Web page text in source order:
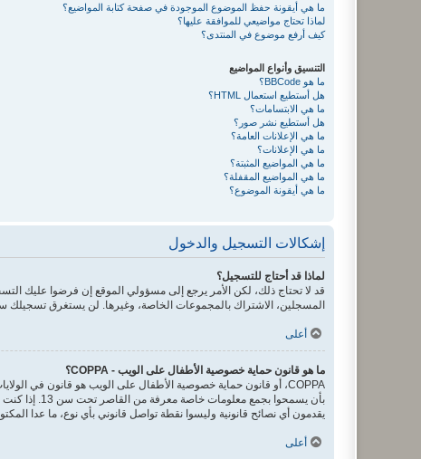
ما هي أيقونة حفظ الموضوع الموجودة في صفحة كتابة المواضيع؟
لماذا تحتاج مواضيعي للموافقة عليها؟
كيف أرفع موضوع في المنتدى؟
التنسيق وأنواع المواضيع
ما هو BBCode؟
هل أستطيع استعمال HTML؟
ما هي الابتسامات؟
هل أستطيع نشر صور؟
ما هي الإعلانات العامة؟
ما هي الإعلانات؟
ما هي المواضيع المثبتة؟
ما هي المواضيع المقفلة؟
ما هي أيقونة الموضوع؟
إشكالات التسجيل والدخول
لماذا قد أحتاج للتسجيل؟
قد لا تحتاج ذلك، لكن الأمر يرجع إلى مسؤولي الموقع إن فرضوا عليك
المسجلين، الاشتراك بالمجموعات الخاصة، وغيرها. لن يستغرق تسجيلك
أعلى
ما هو قانون حماية خصوصية الأطفال على الويب - COPPA؟
يقدمون أي نصائح قانونية وليسوا نقطة تواصل قانوني بأي نوع، ما عدا
أعلى